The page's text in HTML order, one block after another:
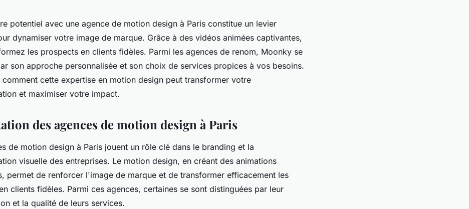
avec une
à Paris
potentiel avec une agence de motion design à Paris constitue un levier
dynamiser votre image de marque. Grâce à des vidéos animées captivantes,
les prospects en clients fidèles. Parmi les agences de renom, Moonky se
son approche personnalisée et son choix de services propices à vos besoins.
comment cette expertise en motion design peut transformer votre
et maximiser votre impact.
des agences de motion design à Paris
de motion design à Paris jouent un rôle clé dans le branding et la
visuelle des entreprises. Le motion design, en créant des animations
permet de renforcer l'image de marque et de transformer efficacement les
clients fidèles. Parmi ces agences, certaines se sont distinguées par leur
et la qualité de leurs services.